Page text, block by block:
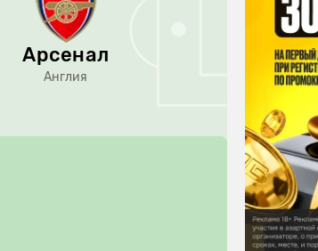
Арсенал
Англия